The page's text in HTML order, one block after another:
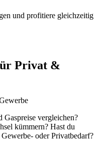
und profitiere gleichzeitig
Privat &
Gaspreise vergleichen?
kümmern? Hast du
oder Privatbedarf?